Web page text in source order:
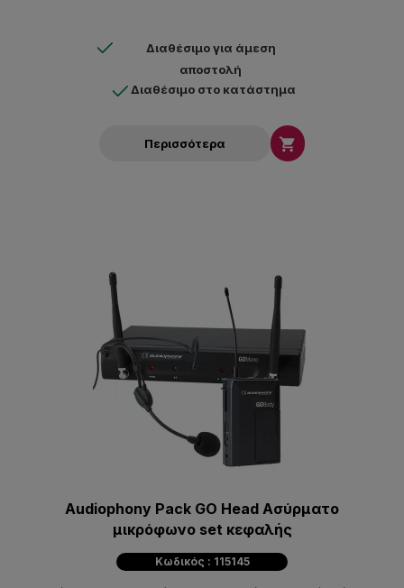
Διαθέσιμο για άμεση
αποστολή
Διαθέσιμο στο κατάστημα
Περισσότερα 
Audiophony Pack GO Head Ασύρματο
μικρόφωνο set κεφαλής
Κωδικός : 115145